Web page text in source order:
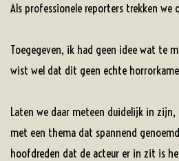
Als professionele reporters trekken we
Toegegeven, ik had geen idee wat te
wist wel dat dit geen echte
Laten we daar meteen duidelijk in
met een thema dat spannend
hoofdreden dat de acteur er in zit is